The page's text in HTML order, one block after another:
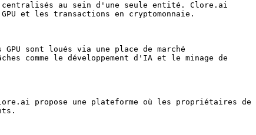
au sein d'une seule entité. Clore.ai
et les transactions en cryptomonnaie.
sont loués via une place de marché
comme le développement d'IA et le minage de
propose une plateforme où les propriétaires de